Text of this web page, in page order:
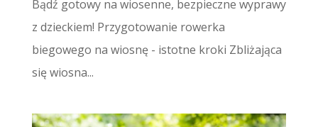
Bądź gotowy na wiosenne, bezpieczne wyprawy
z dzieckiem! Przygotowanie rowerka
biegowego na wiosnę - istotne kroki Zbliżająca
się wiosna...